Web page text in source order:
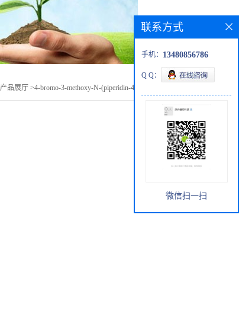
产品展厅 >4-bromo-3-methoxy-N-(piperidin-4-ylmethyl)aniline
联系方式
手机： 13480856786
Q Q：
微信扫一扫